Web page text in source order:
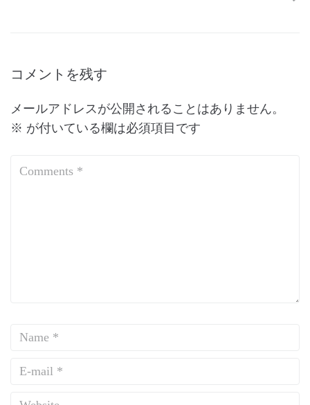
コメントを残す
メールアドレスが公開されることはありません。
※ が付いている欄は必須項目です